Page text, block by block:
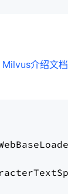
Milvus介绍文档